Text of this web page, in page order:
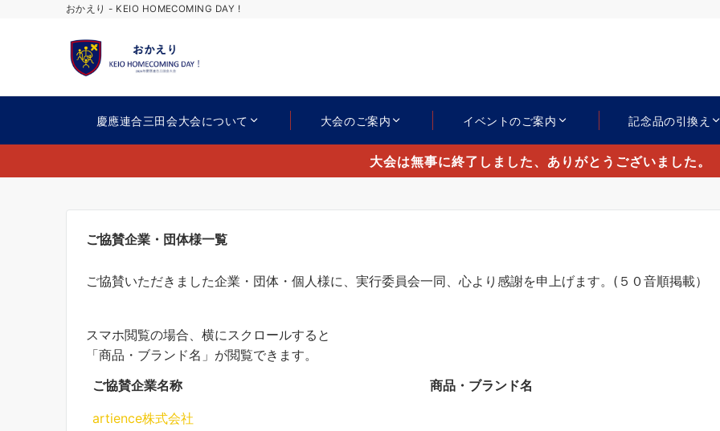
おかえり - KEIO HOMECOMING DAY !
慶應連合三田会大会について 大会のご案内 イベントのご案内 記念品の引換え
大会は無事に終了しました、ありがとうございました。
ご協賛企業・団体様一覧
ご協賛いただきました企業・団体・個人様に、実行委員会一同、心より感謝を申上げます。(５０音順掲載）
スマホ閲覧の場合、横にスクロールすると
「商品・ブランド名」が閲覧できます。
ご協賛企業名称
商品・ブランド名
ご協賛企業名称
artience株式会社